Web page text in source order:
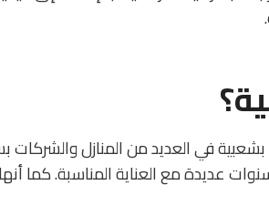
في العديد من المنازل والشركات
عديدة مع العناية المناسبة. كما